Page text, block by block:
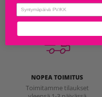
NOPEA TOIMITUS
Toimitamme tilaukset
birthday